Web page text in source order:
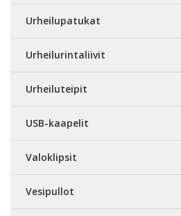
Urheilupatukat
Urheilurintaliivit
Urheiluteipit
USB-kaapelit
Valoklipsit
Vesipullot